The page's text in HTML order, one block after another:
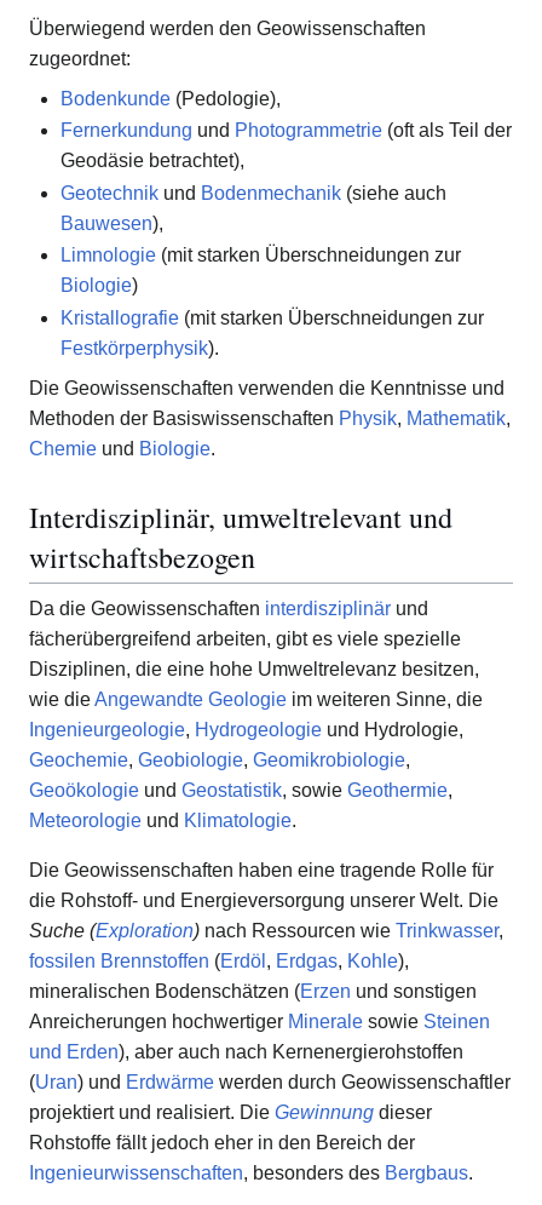
Überwiegend werden den Geowissenschaften
zugeordnet:
Bodenkunde(Pedologie),
Fernerkundung und Photogrammetrie(oft als Teil der
Geodäsie betrachtet),
Geotechnikund Bodenmechanik(siehe auch
Bauwesen),
Limnologie(mit starken Überschneidungen zur
Biologie)
Kristallografie(mit starken Überschneidungen zur
Festkörperphysik).
Die Geowissenschaften verwenden die Kenntnisse und
Methoden der Basiswissenschaften Physik, Mathematik,
Chemie und Biologie.
Interdisziplinär, umweltrelevant und
wirtschaftsbezogen
Da die Geowissenschaften interdisziplinär und
fächerübergreifend arbeiten, gibt es viele spezielle
Disziplinen, die eine hohe Umweltrelevanz besitzen,
wie dieAngewandte Geologie im weiteren Sinne, die
Ingenieurgeologie, Hydrogeologie und Hydrologie,
Geochemie, Geobiologie, Geomikrobiologie,
Geoökologie und Geostatistik, sowie Geothermie,
Meteorologie und Klimatologie.
Die Geowissenschaften haben eine tragende Rolle für
die Rohstoff- und Energieversorgung unserer Welt. Die
Suche (Exploration) nach Ressourcen wie Trinkwasser,
fossilen Brennstoffen (Erdöl , Erdgas, Kohle),
mineralischen Bodenschätzen (Erzen und sonstigen
Anreicherungen hochwertiger Minerale sowie Steinen
und Erden), aber auch nach Kernenergierohstoffen
(Uran) und Erdwärme werden durch Geowissenschaftler
projektiert und realisiert. Die Gewinnung dieser
Rohstoffe fällt jedoch eher in den Bereich der
Ingenieurwissenschaften, besonders des Bergbaus.